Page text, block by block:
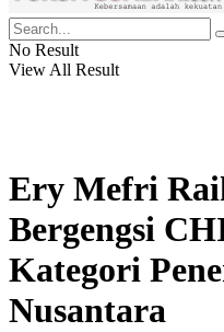
No Result
View All Result
Ery Mefri
Bergengsi
Kategori
Nusantara